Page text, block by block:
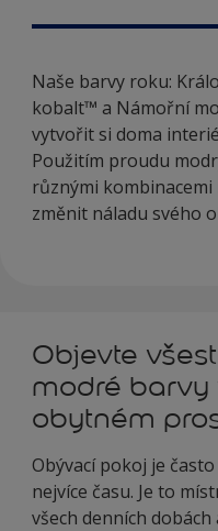
Naše barvy roku:
kobalt™ a Námořní
vytvořit si doma
Použitím proudu
různými kombinacemi
změnit náladu svého
Objevte
modré barvy
obytném
Obývací pokoj je
nejvíce času. Je to
všech denních